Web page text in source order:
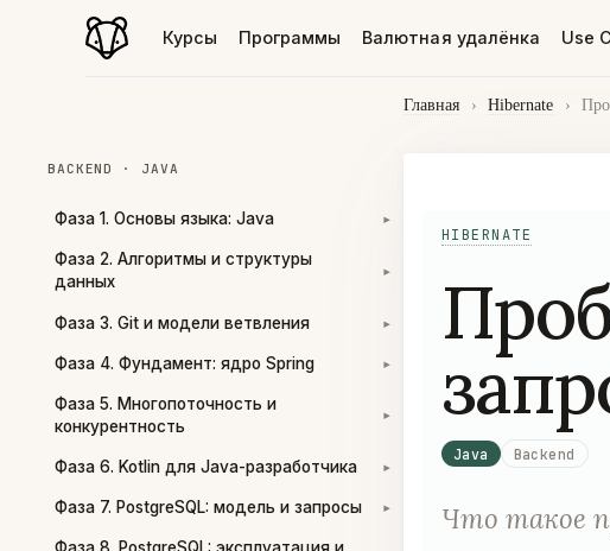
Курсы Программы Валютная удалёнка Use
BACKEND · JAVA
Фаза 1. Основы языка: Java ▾
Фаза 2. Алгоритмы и структуры
данных
▾
Фаза 3. Git и модели ветвления ▾
Фаза 4. Фундамент: ядро Spring ▾
Фаза 5. Многопоточность и
конкурентность
▾
Фаза 6. Kotlin для Java-разработчика ▾
Фаза 7. PostgreSQL: модель и запросы ▾
Главная › Hibernate ›
HIBERNATE
Java Backend
Что такое